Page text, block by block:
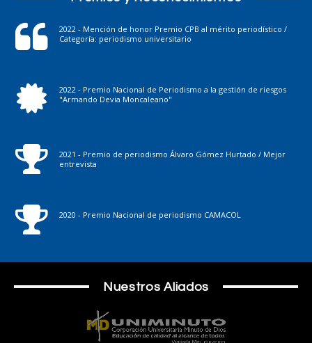
2022 - Mención de honor Premio CPB al mérito periodístico /
Categoría: periodismo universitario
2022 - Premio Nacional de Periodismo a la gestión de riesgos
"Armando Devia Moncaleano"
2021 - Premio de periodismo Álvaro Gómez Hurtado / Mejor
entrevista
2020 - Premio Nacional de periodismo CAMACOL
Nuestros Aliados